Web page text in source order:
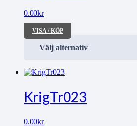
0.00kr
VISA / KÖP
Välj alternativ
KrigTr023
0.00kr